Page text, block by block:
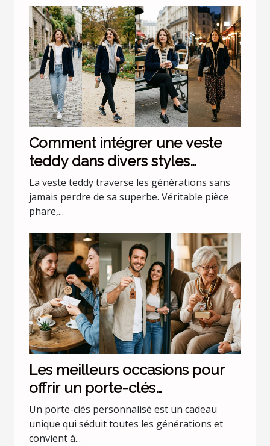
Comment intégrer une veste
teddy dans divers styles
vestimentaires ?
La veste teddy traverse les générations sans
jamais perdre de sa superbe. Véritable pièce
phare,...
Les meilleurs occasions pour
offrir un porte-clés
personnalisé
Un porte-clés personnalisé est un cadeau
unique qui séduit toutes les générations et
convient à...